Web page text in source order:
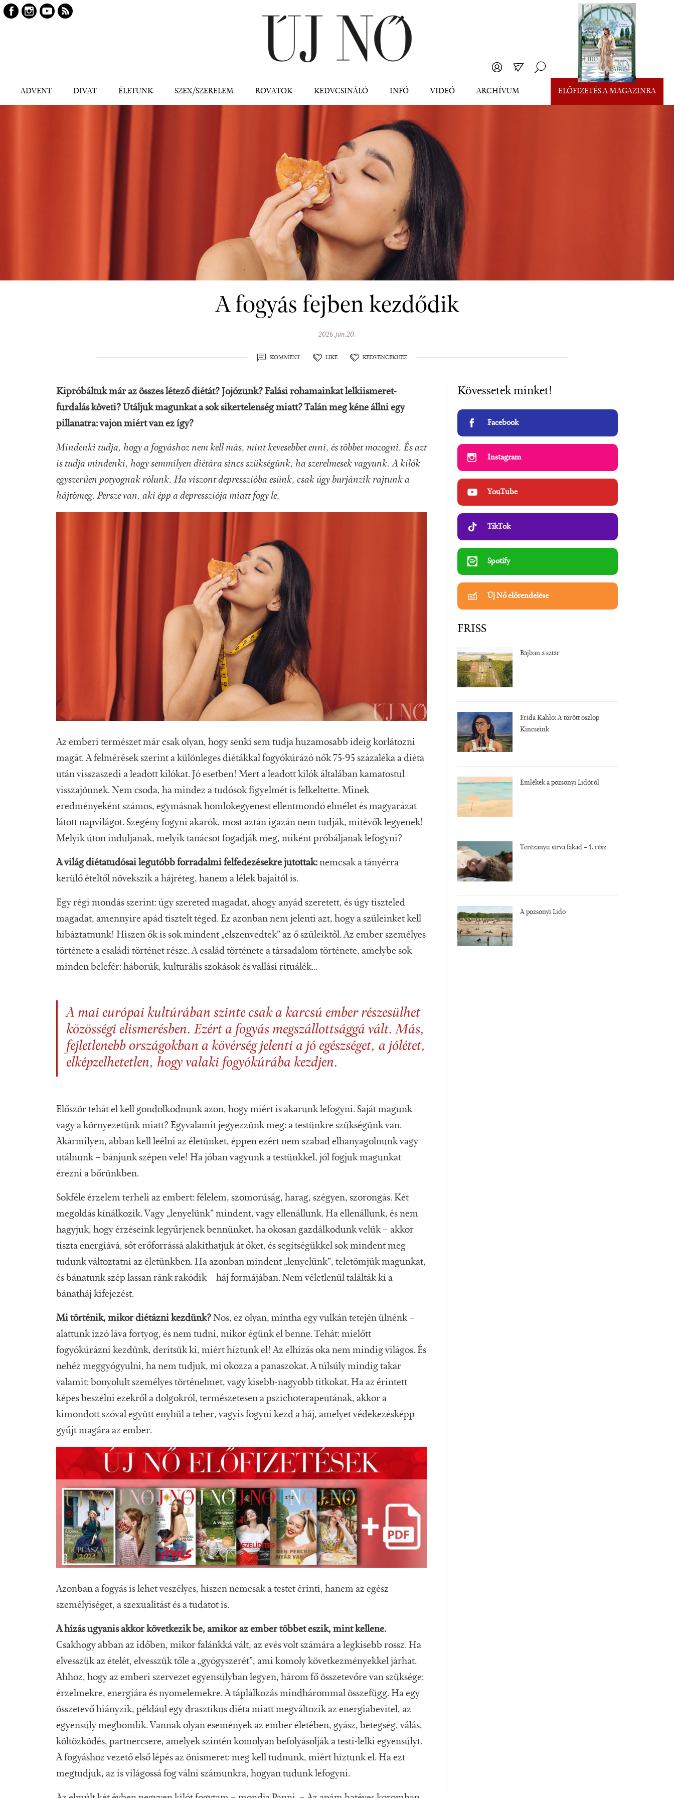
ADVENT DIVAT ÉLETÜNK SZEX/SZERELEM ROVATOK KEDVCSINÁLÓ INFÓ VIDEÓ ARCHÍVUM ELŐFIZETÉS A MAGAZINRA
A fogyás fejben kezdődik
2026.jún.20.
KOMMENT LIKE KEDVENCEKHEZ
Kipróbáltuk már az összes létező diétát? Jojózunk? Falási rohamainkat lelkiismeret-
furdalás követi? Utáljuk magunkat a sok sikertelenség miatt? Talán meg kéne állni egy
pillanatra: vajon miért van ez így?
Mindenki tudja, hogy a fogyáshoz nem kell más, mint kevesebbet enni, és többet mozogni. És azt
is tudja mindenki, hogy semmilyen diétára sincs szükségünk, ha szerelmesek vagyunk. A kilók
egyszerűen potyognak rólunk. Ha viszont depresszióba esünk, csak úgy burjánzik rajtunk a
hájtömeg. Persze van, aki épp a depressziója miatt fogy le.
Az emberi természet már csak olyan, hogy senki sem tudja huzamosabb ideig korlátozni
magát. A felmérések szerint a különleges diétákkal fogyókúrázó nők 75-95 százaléka a diéta
után visszaszedi a leadott kilókat. Jó esetben! Mert a leadott kilók általában kamatostul
visszajönnek. Nem csoda, ha mindez a tudósok figyelmét is felkeltette. Minek
eredményeként számos, egymásnak homlokegyenest ellentmondó elmélet és magyarázat
látott napvilágot. Szegény fogyni akarók, most aztán igazán nem tudják, mitévők legyenek!
Melyik úton induljanak, melyik tanácsot fogadják meg, miként próbáljanak lefogyni?
A világ diétatudósai legutóbb forradalmi felfedezésekre jutottak: nemcsak a tányérra
kerülő ételtől növekszik a hájréteg, hanem a lélek bajaitól is.
Egy régi mondás szerint: úgy szereted magadat, ahogy anyád szeretett, és úgy tiszteled
magadat, amennyire apád tisztelt téged. Ez azonban nem jelenti azt, hogy a szüleinket kell
hibáztatnunk! Hiszen ők is sok mindent „elszenvedtek” az ő szüleiktől. Az ember személyes
története a családi történet része. A család története a társadalom története, amelybe sok
minden belefér: háborúk, kulturális szokások és vallási rituálék...
A mai európai kultúrában szinte csak a karcsú ember részesülhet
közösségi elismerésben. Ezért a fogyás megszállottsággá vált. Más,
fejletlenebb országokban a kövérség jelenti a jó egészséget, a jólétet,
elképzelhetetlen, hogy valaki fogyókúrába kezdjen.
Először tehát el kell gondolkodnunk azon, hogy miért is akarunk lefogyni. Saját magunk
vagy a környezetünk miatt? Egyvalamit jegyezzünk meg: a testünkre szükségünk van.
Akármilyen, abban kell leélni az életünket, éppen ezért nem szabad elhanyagolnunk vagy
utálnunk – bánjunk szépen vele! Ha jóban vagyunk a testünkkel, jól fogjuk magunkat
érezni a bőrünkben.
Sokféle érzelem terheli az embert: félelem, szomorúság, harag, szégyen, szorongás. Két
megoldás kínálkozik. Vagy „lenyelünk” mindent, vagy ellenállunk. Ha ellenállunk, és nem
hagyjuk, hogy érzéseink legyűrjenek bennünket, ha okosan gazdálkodunk velük – akkor
tiszta energiává, sőt erőforrássá alakíthatjuk át őket, és segítségükkel sok mindent meg
tudunk változtatni az életünkben. Ha azonban mindent „lenyelünk”, teletömjük magunkat,
és bánatunk szép lassan ránk rakódik – háj formájában. Nem véletlenül találták ki a
bánatháj kifejezést.
Mi történik, mikor diétázni kezdünk? Nos, ez olyan, mintha egy vulkán tetején ülnénk –
alattunk izzó láva fortyog, és nem tudni, mikor égünk el benne. Tehát: mielőtt
fogyókúrázni kezdünk, derítsük ki, miért híztunk el! Az elhízás oka nem mindig világos. És
nehéz meggyógyulni, ha nem tudjuk, mi okozza a panaszokat. A túlsúly mindig takar
valamit: bonyolult személyes történelmet, vagy kisebb-nagyobb titkokat. Ha az érintett
képes beszélni ezekről a dolgokról, természetesen a pszichoterapeutának, akkor a
kimondott szóval együtt enyhül a teher, vagyis fogyni kezd a háj, amelyet védekezésképp
gyűjt magára az ember.
Azonban a fogyás is lehet veszélyes, hiszen nemcsak a testet érinti, hanem az egész
személyiséget, a szexualitást és a tudatot is.
A hízás ugyanis akkor következik be, amikor az ember többet eszik, mint kellene.
Csakhogy abban az időben, mikor falánkká vált, az evés volt számára a legkisebb rossz. Ha
elvesszük az ételét, elvesszük tőle a „gyógyszerét”, ami komoly következményekkel járhat.
Ahhoz, hogy az emberi szervezet egyensúlyban legyen, három fő összetevőre van szüksége:
érzelmekre, energiára és nyomelemekre. A táplálkozás mindhárommal összefügg. Ha egy
összetevő hiányzik, például egy drasztikus diéta miatt megváltozik az energiabevitel, az
egyensúly megbomlik. Vannak olyan események az ember életében, gyász, betegség, válás,
költözködés, partnercsere, amelyek szintén komolyan befolyásolják a testi-lelki egyensúlyt.
A fogyáshoz vezető első lépés az önismeret: meg kell tudnunk, miért híztunk el. Ha ezt
megtudjuk, az is világossá fog válni számunkra, hogyan tudunk lefogyni.
Kövessetek minket!
Facebook
Instagram
YouTube
TikTok
Spotify
Új Nő előrendelése
FRISS
Bájban a sztár
Frida Kahlo: A törött oszlop
Kincseink
Emlékek a pozsonyi Lidóról
Terézanyu sírva fakad – 1. rész
A pozsonyi Lido